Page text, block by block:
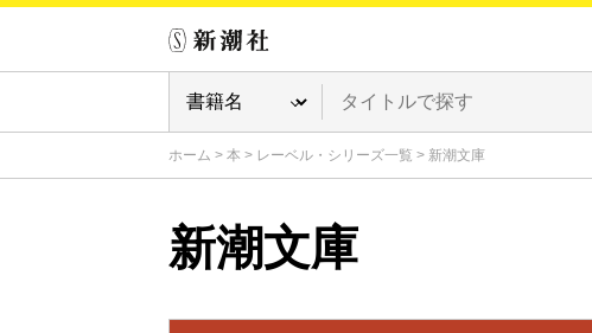
ホーム > 本 > レーベル・シリーズ一覧 > 新潮文庫
新潮文庫